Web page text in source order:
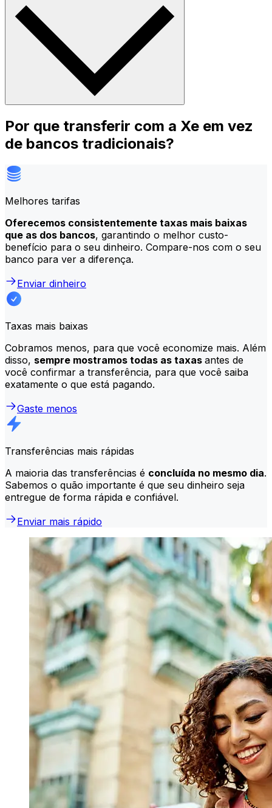
Por que transferir com a Xe em vez
de bancos tradicionais?
Melhores tarifas
Oferecemos consistentemente taxas mais baixas
que as dos bancos, garantindo o melhor custo-
benefício para o seu dinheiro. Compare-nos com o seu
banco para ver a diferença.
Enviar dinheiro
Taxas mais baixas
Cobramos menos, para que você economize mais. Além
disso, sempre mostramos todas as taxas antes de
você confirmar a transferência, para que você saiba
exatamente o que está pagando.
Gaste menos
Transferências mais rápidas
A maioria das transferências é concluída no mesmo dia.
Sabemos o quão importante é que seu dinheiro seja
entregue de forma rápida e confiável.
Enviar mais rápido